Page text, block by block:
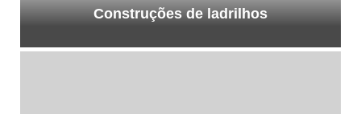
Construções de ladrilhos